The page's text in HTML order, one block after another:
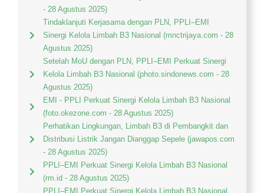
- 28 Agustus 2025)
Tindaklanjuti Kerjasama dengan PLN, PPLI–EMI
Sinergi Kelola Limbah B3 Nasional (mnctrijaya.com - 28
Agustus 2025)
Setelah MoU dengan PLN, PPLI–EMI Perkuat Sinergi
Kelola Limbah B3 Nasional (photo.sindonews.com - 28
Agustus 2025)
EMI - PPLI Perkuat Sinergi Kelola Limbah B3 Nasional
(foto.okezone.com - 28 Agustus 2025)
Perhatikan Lingkungan, Limbah B3 di Pembangkit dan
Distribusi Listrik Jangan Dianggap Sepele (jawapos.com
- 28 Agustus 2025)
PPLI–EMI Perkuat Sinergi Kelola Limbah B3 Nasional
(rm.id - 28 Agustus 2025)
PPLI–EMI Perkuat Sinergi Kelola Limbah B3 Nasional